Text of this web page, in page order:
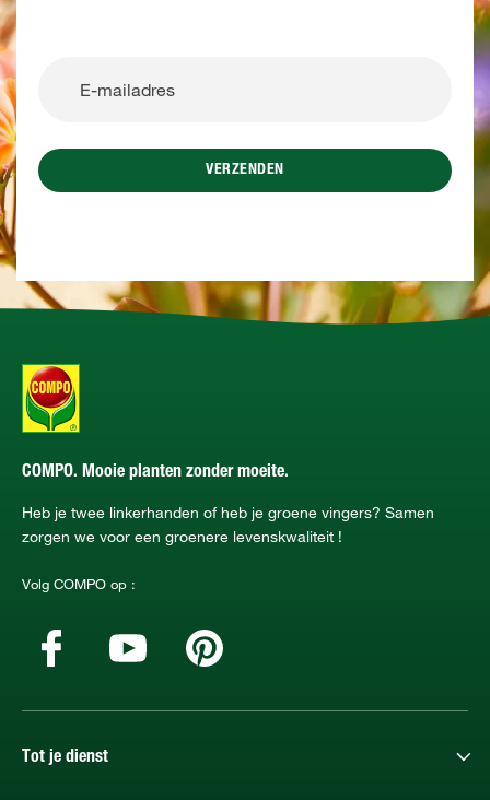
VERZENDEN
COMPO. Mooie planten zonder moeite.
Heb je twee linkerhanden of heb je groene vingers? Samen
zorgen we voor een groenere levenskwaliteit !
Volg COMPO op :
Tot je dienst